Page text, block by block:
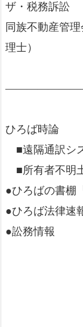
ザ・税務訴訟
同族不動産管
理士）
ひろば時論
■遠隔通訳シ
■所有者不明
●ひろばの書棚
●ひろば法律速
●訟務情報